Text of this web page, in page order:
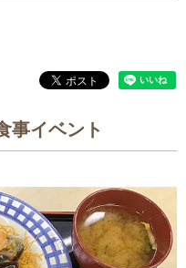
事イベント